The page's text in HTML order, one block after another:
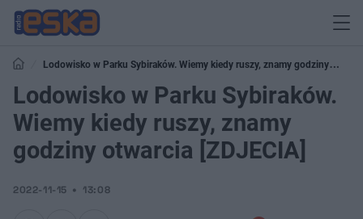
Lodowisko w Parku Sybiraków. Wiemy kiedy ruszy, znamy godziny
otwarcia [ZDJECIA]
Lodowisko w Parku Sybiraków.
Wiemy kiedy ruszy, znamy
godziny otwarcia [ZDJECIA]
2022-11-15 13:08